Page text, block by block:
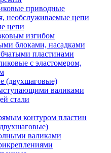
приводные
необслуживаемые цепи
цепи
изгибом
блоками, насадками
пластинами
с эластомером,
(двухшаговые)
валиками
стали
контуром пластин
валиками